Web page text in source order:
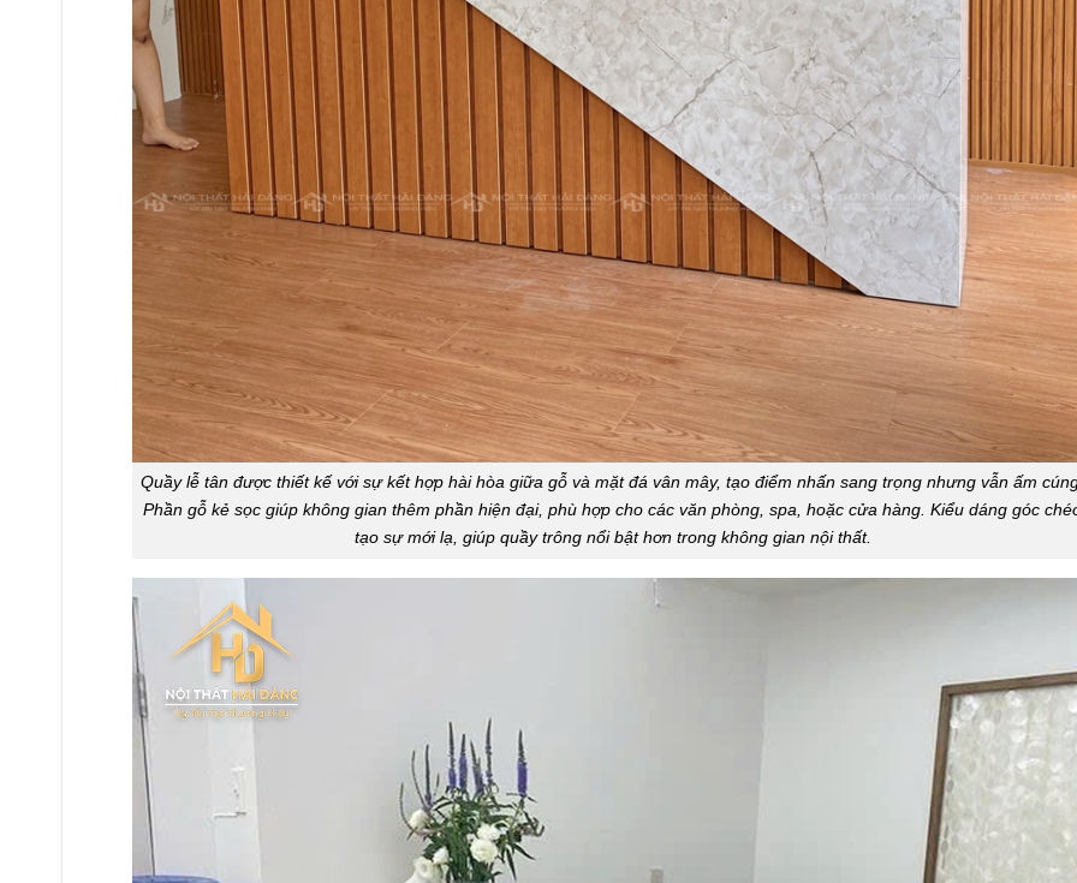
Quầy lễ tân được thiết kế với sự kết hợp hài hòa giữa gỗ và mặt đá vân mây, tạo điểm nhấn sang trọng nhưng vẫn ấm
Phần gỗ kẻ sọc giúp không gian thêm phần hiện đại, phù hợp cho các văn phòng, spa, hoặc cửa hàng. Kiểu dáng góc
tạo sự mới lạ, giúp quầy trông nổi bật hơn trong không gian nội thất.